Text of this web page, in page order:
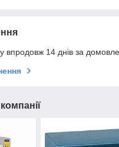
впродовж 14 днів за